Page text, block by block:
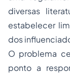
diversas
estabelecer
dos
O problema
ponto a